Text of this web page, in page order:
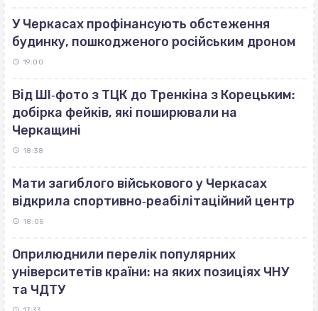
У Черкасах профінансують обстеження
будинку, пошкодженого російським дроном
19:00
Від ШІ‐фото з ТЦК до Тренкіна з Корецьким:
добірка фейків, які поширювали на
Черкащині
18:38
Мати загиблого військового у Черкасах
відкрила спортивно‐реабілітаційний центр
18:05
Оприлюднили перелік популярних
університетів країни: на яких позиціях ЧНУ
та ЧДТУ